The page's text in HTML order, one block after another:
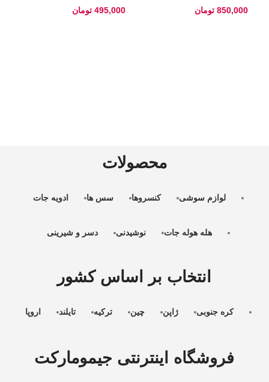
850,000 تومان 495,000 تومان
محصولات
لوازم سوشی کنسروها سس ها ادویه جات
هله هوله جات نوشیدنی دسر و شیرینی
انتخاب بر اساس کشور
کره جنوبی ژاپن چین ترکیه تایلند اروپا
فروشگاه اینترنتی جیمومارکت